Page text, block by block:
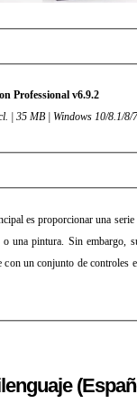
Professional v6.9.2
| 35 MB | Windows 10/8.1/8/7
es proporcionar una
una pintura. Sin embargo,
un conjunto de controles